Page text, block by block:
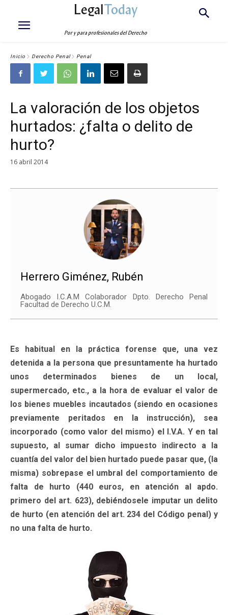
LegalToday
Por y para profesionales del Derecho
Inicio Derecho Penal Penal
La valoración de los objetos
hurtados: ¿falta o delito de
hurto?
16 abril 2014
Herrero Giménez, Rubén
Abogado I.C.A.M Colaborador Dpto. Derecho Penal
Facultad de Derecho U.C.M.
Es habitual en la práctica forense que, una vez
detenida a la persona que presuntamente ha hurtado
unos determinados bienes de un local,
supermercado, etc., a la hora de evaluar el valor de
los bienes muebles incautados (siendo en ocasiones
previamente peritados en la instrucción), sea
incorporado (como valor del mismo) el I.V.A. Y en tal
supuesto, al sumar dicho impuesto indirecto a la
cuantía del valor del bien hurtado puede pasar que, (la
misma) sobrepase el umbral del comportamiento de
falta de hurto (440 euros, en atención al apdo.
primero del art. 623), debiéndosele imputar un delito
de hurto (en atención del art. 234 del Código penal) y
no una falta de hurto.